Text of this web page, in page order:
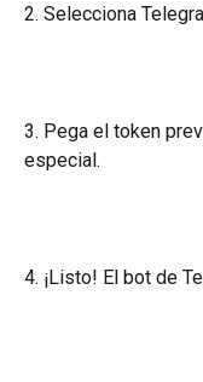
2. Selecciona
3. Pega el token
especial.
4. ¡Listo! El bot de